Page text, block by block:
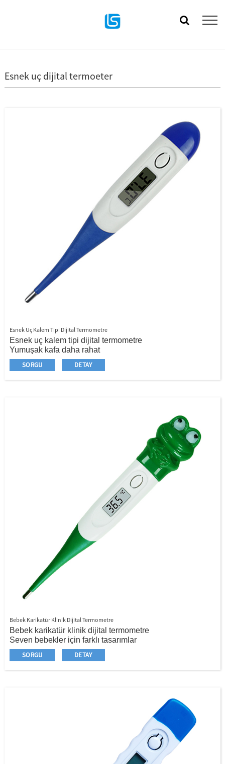
Esnek uç dijital termoeter
Esnek Uç Kalem Tipi Dijital Termometre
Esnek uç kalem tipi dijital termometre
Yumuşak kafa daha rahat
Su geçirmez isteğe bağlıdır
Birçok farklı renk mevcuttur
Özellikle çocuk için her yaş için yaygın olarak kullanılır
SORGU DETAY
Bebek Karikatür Klinik Dijital Termometre
Bebek karikatür klinik dijital termometre
Seven bebekler için farklı tasarımlar
Esnek kafa daha rahat
Sıcaklığınızı kontrol etmek için son ölçüm sonucu
saklandı
SORGU DETAY